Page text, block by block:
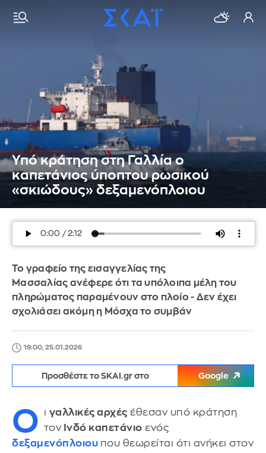
Υπό κράτηση στη Γαλλία ο
καπετάνιος ύποπτου ρωσικού
«σκιώδους» δεξαμενόπλοιου
Το γραφείο της εισαγγελίας της
Μασσαλίας ανέφερε ότι τα υπόλοιπα μέλη του
πληρώματος παραμένουν στο πλοίο - Δεν έχει
σχολιάσει ακόμη η Μόσχα το συμβάν
19:00, 25.01.2026
Προσθέστε το SKAI.gr στο Google
Ο ι γαλλικές αρχές έθεσαν υπό κράτηση
τον Ινδό καπετάνιο ενός
δεξαμενόπλοιου που θεωρείται ότι ανήκει στον